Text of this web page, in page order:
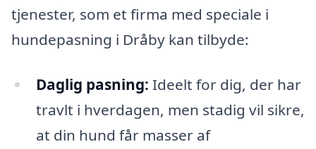
tjenester, som et firma med speciale i
hundepasning i Dråby kan tilbyde:
Daglig pasning: Ideelt for dig, der har
travlt i hverdagen, men stadig vil sikre,
at din hund får masser af